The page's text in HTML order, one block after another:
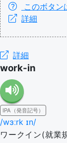
このボタン
詳細
詳細
work-in
IPA（発音記号）
/wɜːrk ɪn/
ワークイン(就業